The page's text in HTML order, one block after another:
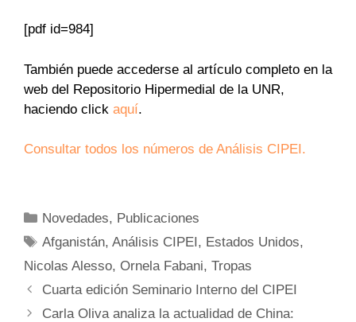
[pdf id=984]
También puede accederse al artículo completo en la
web del Repositorio Hipermedial de la UNR,
haciendo click aquí.
Consultar todos los números de Análisis CIPEI.
Categorías
Novedades, Publicaciones
Etiquetas
Afganistán,Análisis CIPEI, Estados Unidos,
Nicolas Alesso, Ornela Fabani, Tropas
Cuarta edición Seminario Interno del CIPEI
Carla Oliva analiza la actualidad de China: